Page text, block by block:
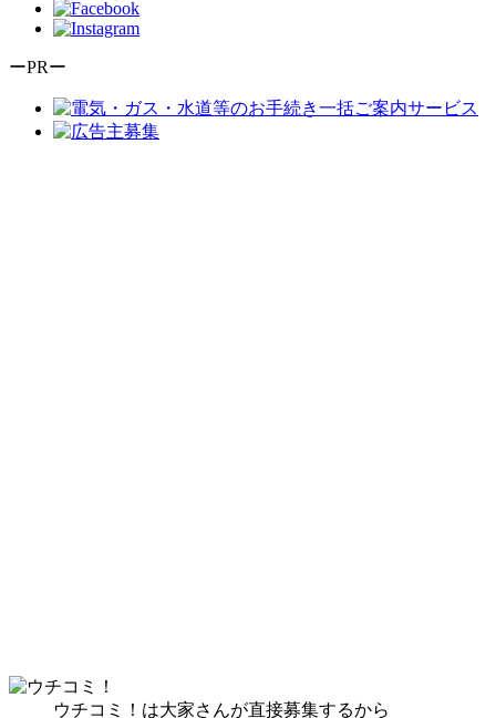
ーPRー
ウチコミ！は大家さんが直接募集するから